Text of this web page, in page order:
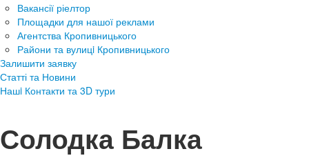
Вакансії ріелтор
Площадки для нашої реклами
Агентства Кропивницького
Райони та вулицi Кропивницького
Залишити заявку
Статті та Новини
Нашi Контакти та 3D тури
Солодка Балка